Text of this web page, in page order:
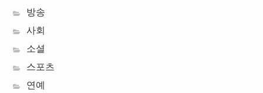
방송
사회
소셜
스포츠
연예